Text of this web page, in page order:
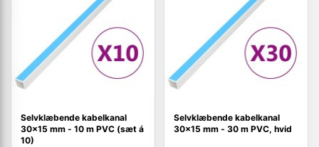
Selvklæbende kabelkanal
30×15 mm - 10 m PVC (sæt á
10)
Selvklæbende kabelkanal
30×15 mm - 30 m PVC, hvid